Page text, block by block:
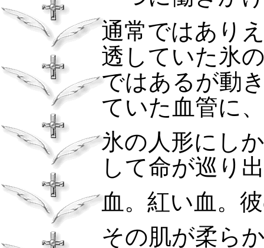
通常ではあり
透していた氷
ではあるが動
ていた血管に
氷の人形にし
して命が巡り
血。紅い血。
その肌が柔ら